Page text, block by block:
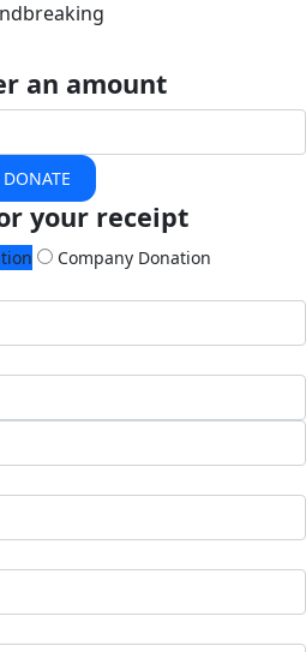
an amount
DONATE
your receipt
Company Donation